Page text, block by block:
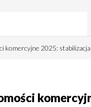
komercyjne 2025: